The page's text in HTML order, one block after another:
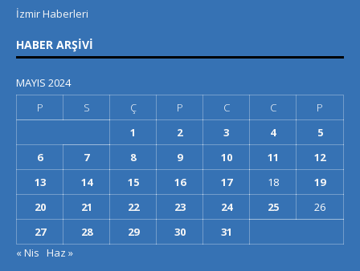
İzmir Haberleri
HABER ARŞIVI
MAYIS 2024
P
S Ç P C C
P
1
2 3 4
5
6
7 8 9 10 11
12
13
14 15 16 17 18
19
20
21 22 23 24 25
26
27
28 29 30
31
« Nis Haz »